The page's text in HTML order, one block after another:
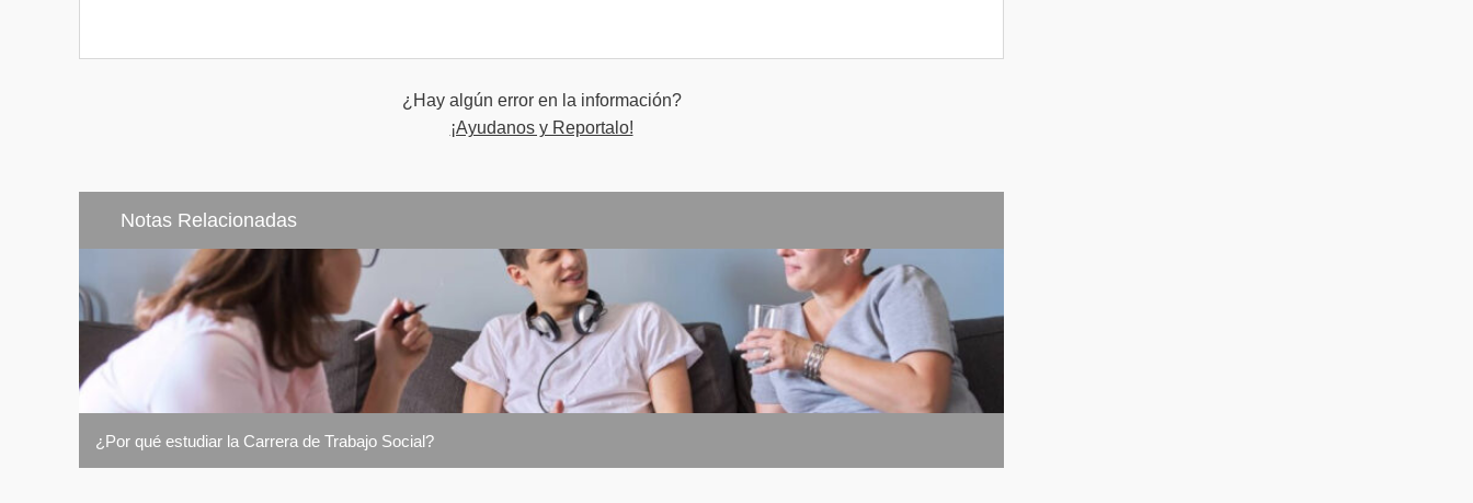
¿Hay algún error en la información?
¡Ayudanos y Reportalo!
Notas Relacionadas
¿Por qué estudiar la Carrera de Trabajo Social?